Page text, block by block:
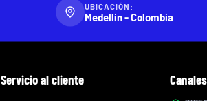
UBICACIÓN:
Medellín - Colombia
Servicio al cliente Canales